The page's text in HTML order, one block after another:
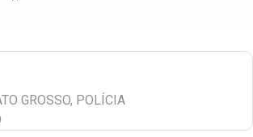
GROSSO, POLÍCIA